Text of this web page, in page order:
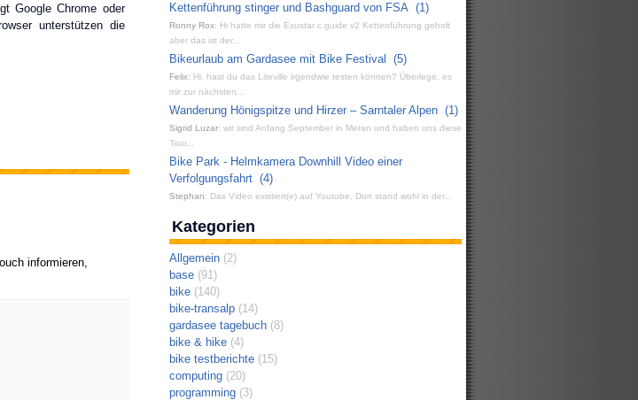
Google Chrome oder
unterstützen die
informieren,
Kettenführung stinger und Bashguard von FSA (1)
Ronny Rox: Hi hatte mir die Exustar c.guide v2 Kettenführung geholt
aber das ist der...
Bikeurlaub am Gardasee mit Bike Festival
(5)
Felix: Hi, hast du das Liteville irgendwie testen können? Überlege, es
mir zur nächsten...
Wanderung Hönigspitze und Hirzer – Sarntaler Alpen (1)
Sigrid Luzar: wir sind Anfang September in Meran und haben uns diese
Tour...
Bike Park - Helmkamera Downhill Video einer
Verfolgungsfahrt (4)
Stephan: Das Video existiert(e) auf Youtube. Dort stand wohl in der...
Kategorien
Allgemein(2)
base(91)
bike(140)
bike-transalp(14)
gardasee tagebuch(8)
bike & hike(4)
bike testberichte(15)
computing(20)
programming(3)